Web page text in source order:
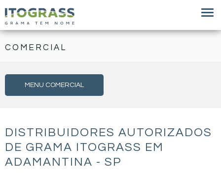
COMERCIAL
MENU COMERCIAL
DISTRIBUIDORES AUTORIZADOS
DE GRAMA ITOGRASS EM
ADAMANTINA - SP